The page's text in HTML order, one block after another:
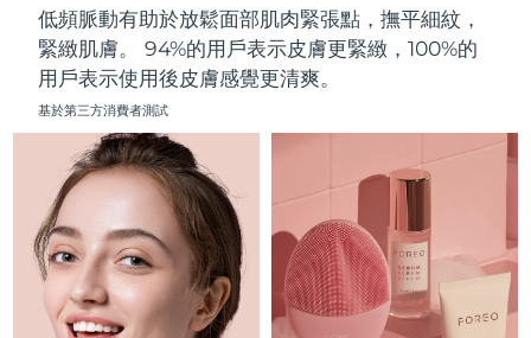
低頻脈動有助於放鬆面部肌肉緊張點，撫平細紋，
緊緻肌膚。 94%的用戶表示皮膚更緊緻，100%的
用戶表示使用後皮膚感覺更清爽。
基於第三方消費者測試
馬來西亞 預計送達日期8/14/26
馬爾他
墨西哥 8/15/26
摩納哥 預計送達日期
荷蘭 預計送達日期 8/11/26
紐西蘭 預計送達日期 8/11/26